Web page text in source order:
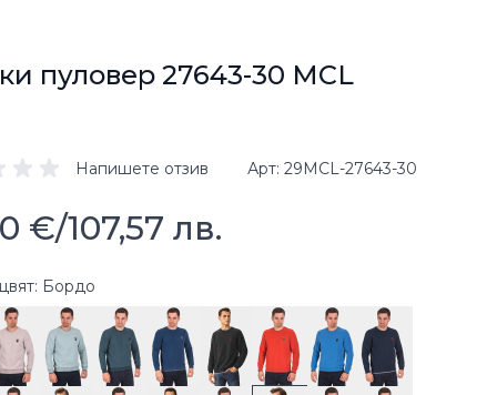
пуловер 27643-30 MCL
Напишете отзив Арт 29MCL-27643-30
€/107,57 лв.
Бордо